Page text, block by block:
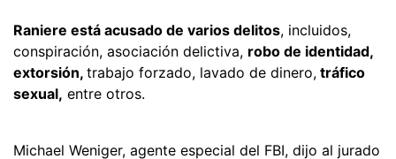
Raniere está acusado de varios delitos, incluidos,
conspiración, asociación delictiva, robo de identidad,
extorsión, trabajo forzado, lavado de dinero, tráfico
sexual, entre otros.
Michael Weniger, agente especial del FBI, dijo al jurado